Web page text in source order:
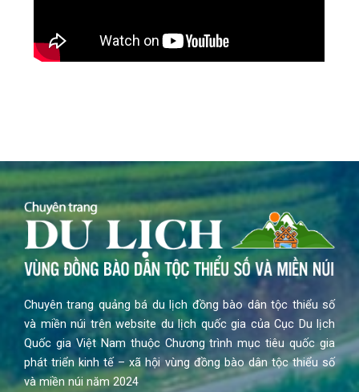
Chuyên trang quảng bá du lịch đồng bào dân tộc thiểu số
và miền núi trên website du lịch quốc gia của Cục Du lịch
Quốc gia Việt Nam thuộc Chương trình mục tiêu quốc gia
phát triển kinh tế – xã hội vùng đồng bào dân tộc thiểu số
và miền núi năm 2024